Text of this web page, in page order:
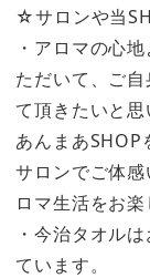
☆サロンや当
・アロマの心
ただいて、ご
て頂きたいと思
あんまあSHOP
サロンでご体
ロマ生活をお楽
・今治タオル
ています。